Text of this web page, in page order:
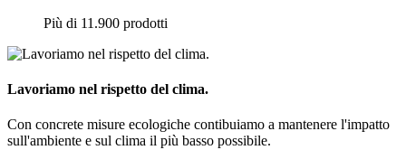
Più di 11.900 prodotti
Lavoriamo nel rispetto del clima.
Con concrete misure ecologiche contibuiamo a mantenere l'impatto
sull'ambiente e sul clima il più basso possibile.